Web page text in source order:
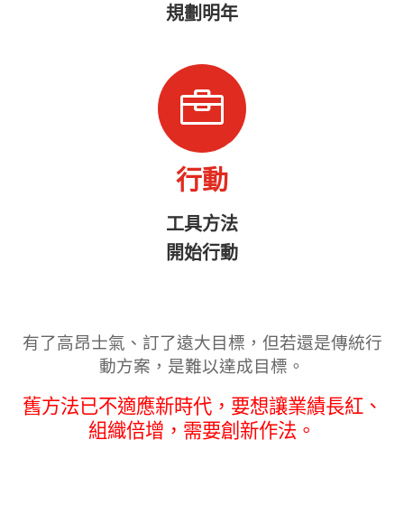
規劃明年

行動
工具方法
開始行動
有了高昂士氣、訂了遠大目標，但若還是傳統行
動方案，是難以達成目標。
舊方法已不適應新時代，要想讓業績長紅、
組織倍增，需要創新作法。